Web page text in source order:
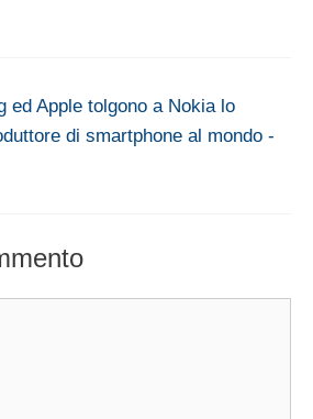
ed Apple tolgono a Nokia lo
di smartphone al mondo -